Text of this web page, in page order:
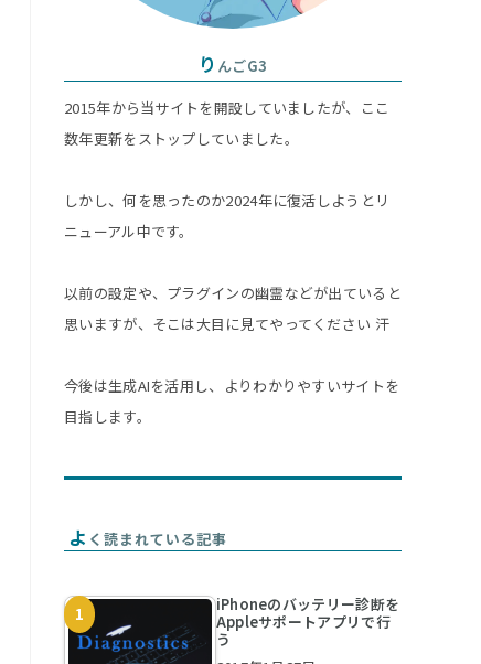
り んごG3
2015年から当サイトを開設していましたが、ここ
数年更新をストップしていました。
しかし、何を思ったのか2024年に復活しようとリ
ニューアル中です。
以前の設定や、プラグインの幽霊などが出ていると
思いますが、そこは大目に見てやってください 汗
今後は生成AIを活用し、よりわかりやすいサイトを
目指します。
よ く読まれている記事
iPhoneのバッテリー診断を
Appleサポートアプリで行
う